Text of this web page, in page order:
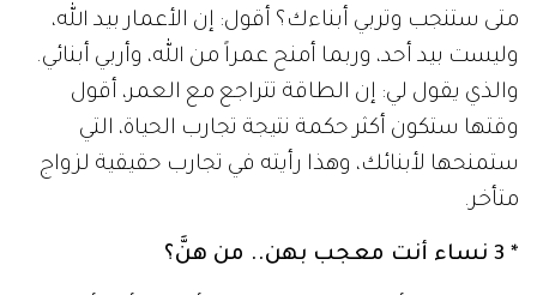
متى ستنجب وتربي أبناءك؟ أقول: إن الأعمار بيد الله،
وليست بيد أحد، وربما أمنح عمراً من الله، وأربي أبنائي.
والذي يقول لي: إن الطاقة تتراجع مع العمر، أقول
وقتها ستكون أكثر حكمة نتيجة تجارب الحياة، التي
ستمنحها لأبنائك، وهذا رأيته في تجارب حقيقية لزواج
متأخر.
* 3 نساء أنت معجب بهن.. من هنَّ؟